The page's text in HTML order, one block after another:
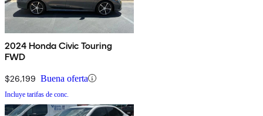
2024 Honda Civic Touring
FWD
$26,199 Buena oferta
Incluye tarifas de conc.